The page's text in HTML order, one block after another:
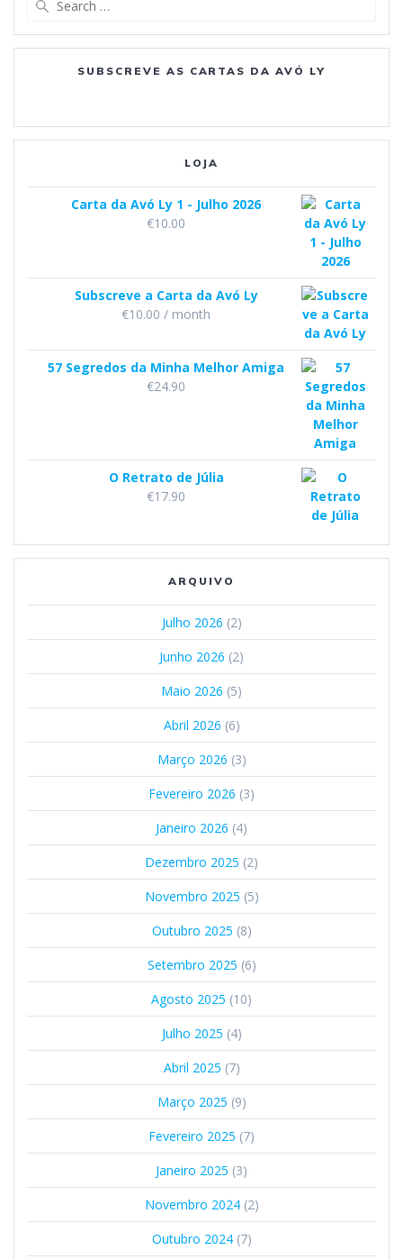
o
o
g
r
m
b
e
SUBSCREVE AS CARTAS DA AVÓ LY
LOJA
Carta da Avó Ly 1 - Julho 2026
€10.00
Subscreve a Carta da Avó Ly
€10.00 / month
57 Segredos da Minha Melhor Amiga
€24.90
O Retrato de Júlia
€17.90
ARQUIVO
Julho 2026 (2)
Junho 2026 (2)
Maio 2026 (5)
Abril 2026 (6)
Março 2026 (3)
Fevereiro 2026 (3)
Janeiro 2026 (4)
Dezembro 2025 (2)
Novembro 2025 (5)
Outubro 2025 (8)
Setembro 2025 (6)
Agosto 2025 (10)
Julho 2025 (4)
Abril 2025 (7)
Março 2025 (9)
Fevereiro 2025 (7)
Janeiro 2025 (3)
Novembro 2024(2)
Outubro 2024(7)